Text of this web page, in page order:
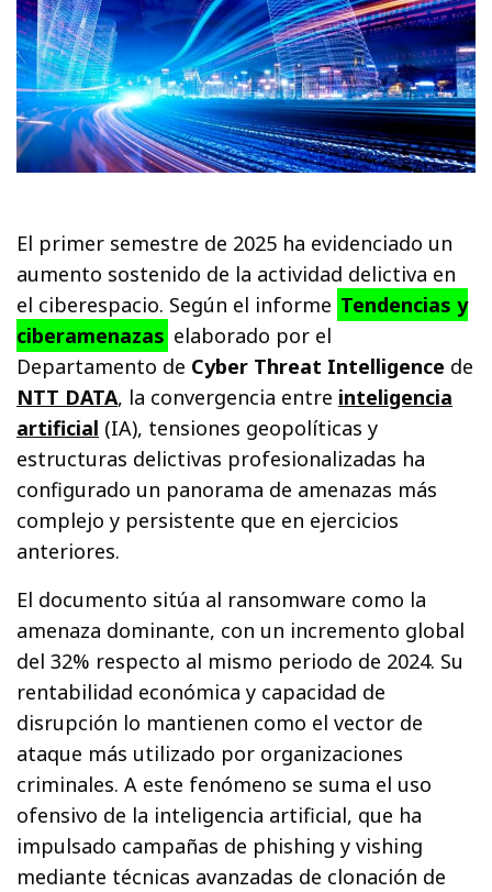
El primer semestre de 2025 ha evidenciado un
aumento sostenido de la actividad delictiva en
el ciberespacio. Según el informe Tendencias y
ciberamenazas elaborado por el
Departamento de Cyber Threat Intelligence de
NTT DATA, la convergencia entre inteligencia
artificial (IA), tensiones geopolíticas y
estructuras delictivas profesionalizadas ha
configurado un panorama de amenazas más
complejo y persistente que en ejercicios
anteriores.
El documento sitúa al ransomware como la
amenaza dominante, con un incremento global
del 32% respecto al mismo periodo de 2024. Su
rentabilidad económica y capacidad de
disrupción lo mantienen como el vector de
ataque más utilizado por organizaciones
criminales. A este fenómeno se suma el uso
ofensivo de la inteligencia artificial, que ha
impulsado campañas de phishing y vishing
mediante técnicas avanzadas de clonación de